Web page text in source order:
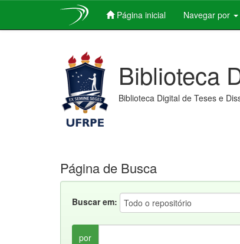
Página inicial Navegar por
Biblioteca
Biblioteca Digital de Teses e
Página de Busca
Buscar em:
por